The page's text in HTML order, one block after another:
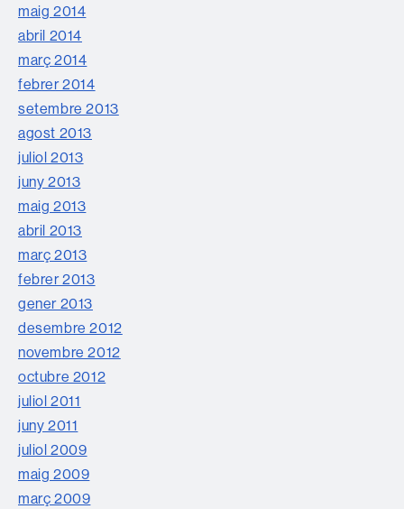
maig 2014
abril 2014
març 2014
febrer 2014
setembre 2013
agost 2013
juliol 2013
juny 2013
maig 2013
abril 2013
març 2013
febrer 2013
gener 2013
desembre 2012
novembre 2012
octubre 2012
juliol 2011
juny 2011
juliol 2009
maig 2009
març 2009